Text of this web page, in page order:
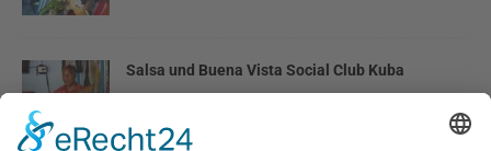
Salsa und Buena Vista Social Club Kuba